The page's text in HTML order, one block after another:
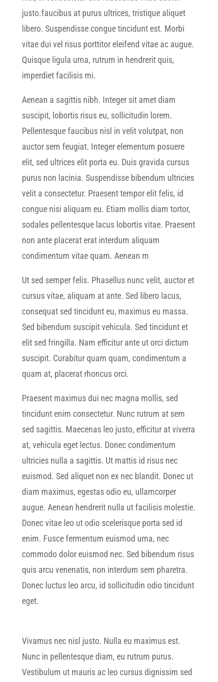
justo.faucibus at purus ultrices, tristique aliquet
libero. Suspendisse congue tincidunt est. Morbi
vitae dui vel risus porttitor eleifend vitae ac augue.
Quisque ligula urna, rutrum in hendrerit quis,
imperdiet facilisis mi.
Aenean a sagittis nibh. Integer sit amet diam
suscipit, lobortis risus eu, sollicitudin lorem.
Pellentesque faucibus nisl in velit volutpat, non
auctor sem feugiat. Integer elementum posuere
elit, sed ultrices elit porta eu. Duis gravida cursus
purus non lacinia. Suspendisse bibendum ultricies
velit a consectetur. Praesent tempor elit felis, id
congue nisi aliquam eu. Etiam mollis diam tortor,
sodales pellentesque lacus lobortis vitae. Praesent
non ante placerat erat interdum aliquam
condimentum vitae quam. Aenean m
Ut sed semper felis. Phasellus nunc velit, auctor et
cursus vitae, aliquam at ante. Sed libero lacus,
consequat sed tincidunt eu, maximus eu massa.
Sed bibendum suscipit vehicula. Sed tincidunt et
elit sed fringilla. Nam efficitur ante ut orci dictum
suscipit. Curabitur quam quam, condimentum a
quam at, placerat rhoncus orci.
Praesent maximus dui nec magna mollis, sed
tincidunt enim consectetur. Nunc rutrum at sem
sed sagittis. Maecenas leo justo, efficitur at viverra
at, vehicula eget lectus. Donec condimentum
ultricies nulla a sagittis. Ut mattis id risus nec
euismod. Sed aliquet non ex nec blandit. Donec ut
diam maximus, egestas odio eu, ullamcorper
augue. Aenean hendrerit nulla ut facilisis molestie.
Donec vitae leo ut odio scelerisque porta sed id
enim. Fusce fermentum euismod urna, nec
commodo dolor euismod nec. Sed bibendum risus
quis arcu venenatis, non interdum sem pharetra.
Donec luctus leo arcu, id sollicitudin odio tincidunt
eget.
Vivamus nec nisl justo. Nulla eu maximus est.
Nunc in pellentesque diam, eu rutrum purus.
Vestibulum ut mauris ac leo cursus dignissim sed